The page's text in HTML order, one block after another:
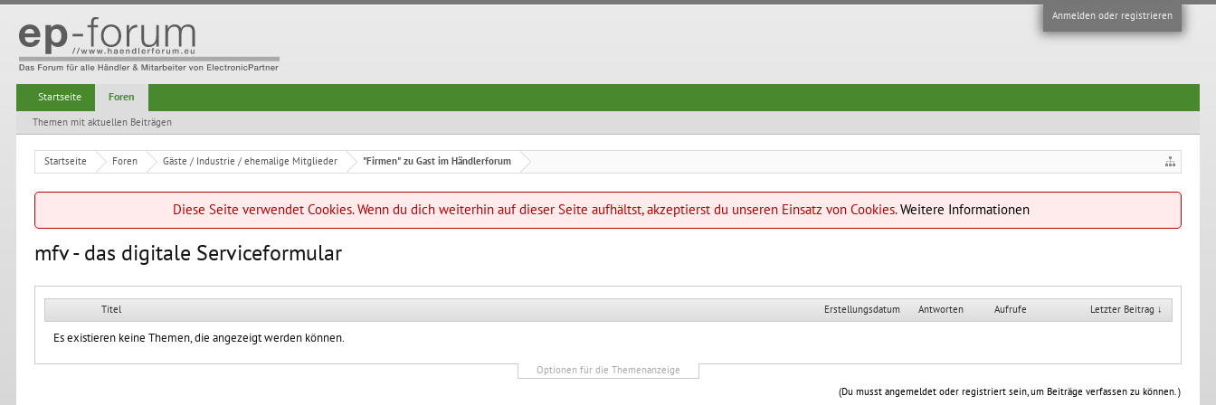
Anmelden oder registrieren
Startseite Foren Gäste / Industrie / ehemalige Mitglieder "Firmen" zu Gast im Händlerforum
Diese Seite verwendet Cookies. Wenn du dich weiterhin auf dieser Seite aufhältst, akzeptierst du unseren Einsatz von Cookies.Weitere Informationen
mfv - das digitale Serviceformular
Titel Erstellungsdatum Antworten Aufrufe Letzter Beitrag ↓
Es existieren keine Themen, die angezeigt werden können.
Optionen für die Themenanzeige
(Du musst angemeldet oder registriert sein, um Beiträge verfassen zu können. )
Startseite Foren
Themen mit aktuellen Beiträgen